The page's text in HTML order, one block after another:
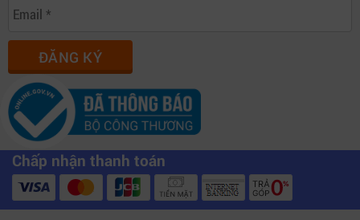
ĐĂNG KÝ
Chấp nhận thanh toán